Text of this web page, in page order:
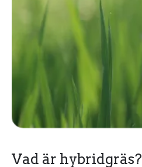
Vad är hybridgräs?